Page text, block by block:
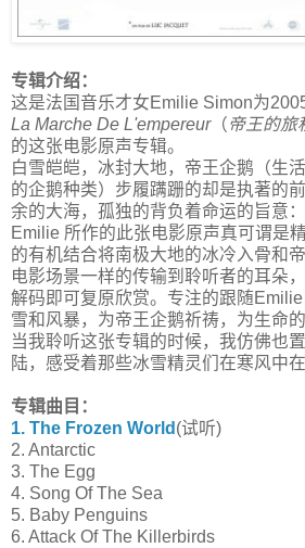
专辑介绍：
这是法国音乐才女Emilie Simon为
La Marche De L'empereur（帝王的旅
的这张电影原声专辑。
白雪皑皑，冰封大地，帝王企鹅（生
的企鹅种类）步履蹒跚的却是执著的
余的大海，孤独的背负着命运的旨意：
Emilie 所作的此张电影原声真可谓是
的有机结合将南极大地的冰冷入骨和
电影场景一样的传输到聆听者的耳朵
解码即可复原欣赏。专注的跟随
雪和风暴，为帝王企鹅祈祷，为生命的
当我聆听这张专辑的时候，我仿佛也
陆，感受着那些冰雪精灵们在寒风中
专辑曲目：
1. The Frozen World (试听)
2. Antarctic
3. The Egg
4. Song Of The Sea
5. Baby Penguins
6. Attack Of The Killerbirds